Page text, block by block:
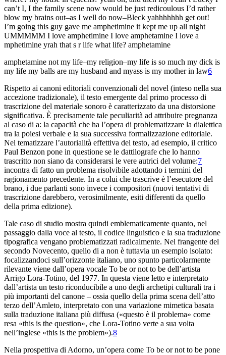
can’t I, I the family scene now would be just redicoulous I’d rather
blow my brains out–as I well do now–Bleck yahhhhhhh get out!
I’m going this guy gave me amphetimine it kept me up all night
UMMMMM I love amphetimine I love amphetamine I love a
mphetimine yrah that s r life what life? amphetamine
amphetamine not my life–my religion–my life is so much my dick is
my life my balls are my husband and myass is my mother in law6
Rispetto ai canoni editoriali convenzionali del novel (inteso nella sua
accezione tradizionale), il testo emergente dal primo processo di
trascrizione del materiale sonoro è caratterizzato da una distorsione
significativa. È precisamente tale peculiarità ad attribuire pregnanza
al caso di a: la capacità che ha l’opera di problematizzare la dialettica
tra la poiesi verbale e la sua successiva formalizzazione editoriale.
Nel tematizzare l’autorialità effettiva del testo, ad esempio, il critico
Paul Benzon pone in questione se le dattilografe che lo hanno
trascritto non siano da considerarsi le vere autrici del volume:7
incontra di fatto un problema risolvibile adottando i termini del
ragionamento precedente. In a colui che trascrive è l’esecutore del
brano, i due parlanti sono invece i compositori (nuovi tentativi di
trascrizione darebbero, verosimilmente, esiti differenti da quello
della prima edizione).
Tale caso di studio mostra quindi emblematicamente quanto, nel
passaggio dalla voce al testo, il codice linguistico e la sua traduzione
tipografica vengano problematizzati radicalmente. Nel frangente del
secondo Novecento, quello di a non è tuttavia un esempio isolato:
focalizzandoci sull’orizzonte italiano, uno spunto particolarmente
rilevante viene dall’opera vocale To be ornot to be dell’artista
Arrigo Lora-Totino, del 1977. In questa viene letto e interpretato
dall’artista un testo riconducibile a uno degli archetipi culturali tra i
più importanti del canone – ossia quello della prima scena dell’atto
terzo dell’Amleto, interpretato con una variazione mimetica basata
sulla traduzione italiana più diffusa («questo è il problema» come
resa «this is the question», che Lora-Totino verte a sua volta
nell’inglese «this is the problem»).8
Nella prospettiva di Adorno, un’opera come To be or not to be pone